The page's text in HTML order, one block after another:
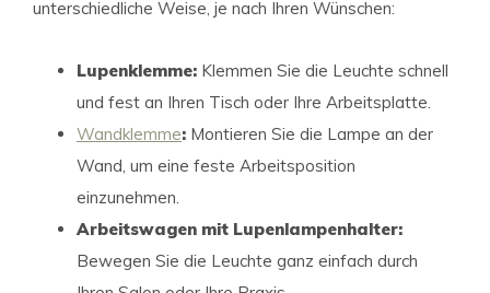
unterschiedliche Weise, je nach Ihren Wünschen:
Lupenklemme: Klemmen Sie die Leuchte schnell
und fest an Ihren Tisch oder Ihre Arbeitsplatte.
Wandklemme: Montieren Sie die Lampe an der
Wand, um eine feste Arbeitsposition
einzunehmen.
Arbeitswagen mit Lupenlampenhalter:
Bewegen Sie die Leuchte ganz einfach durch